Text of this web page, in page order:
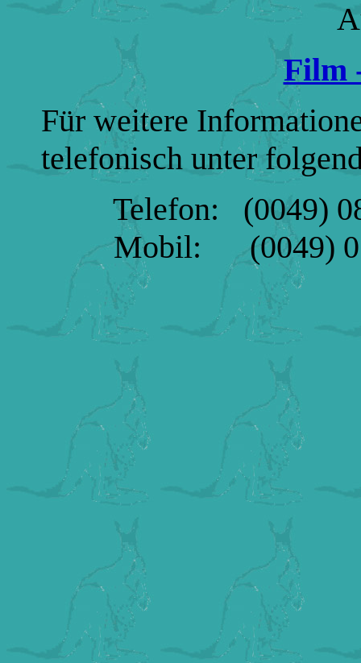
Film
Für weitere
telefonisch unter
Telefon: (0049)
Mobil: (0049)